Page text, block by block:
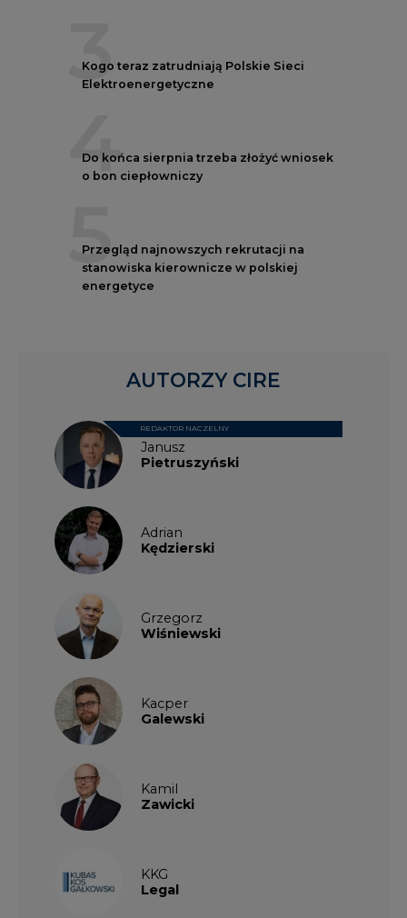
3
Kogo teraz zatrudniają Polskie Sieci
Elektroenergetyczne
4
Do końca sierpnia trzeba złożyć wniosek
o bon ciepłowniczy
5
Przegląd najnowszych rekrutacji na
stanowiska kierownicze w polskiej
energetyce
Janusz
Pietruszyński
REDAKTOR NACZELNY
Adrian
Kędzierski
Grzegorz
Wiśniewski
Kacper
Galewski
Kamil
Zawicki
KKG
Legal
AUTORZY CIRE